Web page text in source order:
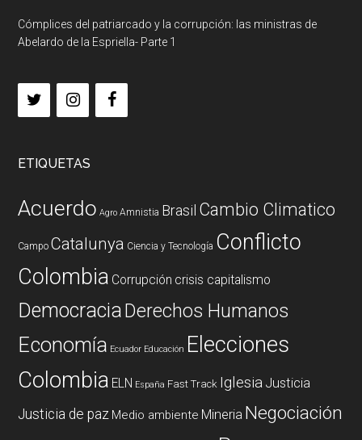
Cómplices del patriarcado y la corrupción: las ministras de
Abelardo de la Espriella- Parte 1
ETIQUETAS
Acuerdo Agro Amnistia Brasil Cambio Climatico
Campo Catalunya Ciencia y Tecnología Conflicto
Colombia Corrupción crisis capitalismo
DemocraciaDerechos Humanos
Economía Ecuador Educación Elecciones
Colombia ELN España Fast Track Iglesia Justicia
Justicia de paz Medio ambiente Mineria Negociación